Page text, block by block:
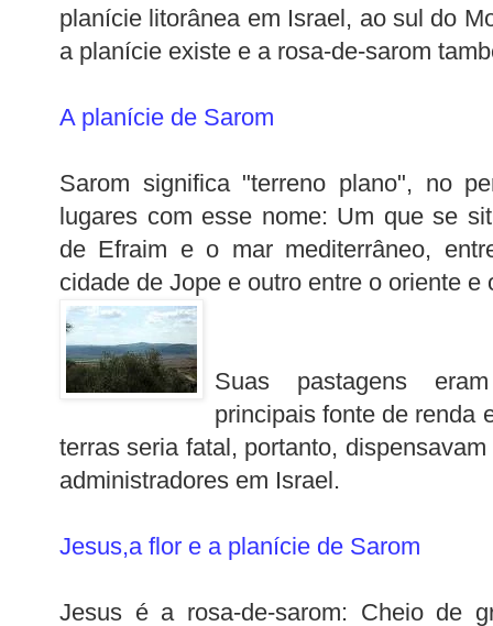
planície litorânea em Israel, ao sul do
a planície existe e a rosa-de-sarom
A planície de Sarom
Sarom significa "terreno plano", no
lugares com esse nome: Um que se
de Efraim e o mar mediterrâneo,
cidade de Jope e outro entre o oriente e
Suas
pastagens
principais fonte de renda
terras seria fatal, portanto,
administradores em Israel.
Jesus,a flor e a planície de Sarom
Jesus é a rosa-de-sarom: Cheio de